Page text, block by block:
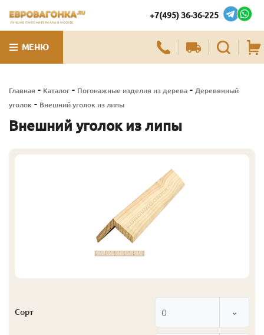
ЛУЧШИЕ ПИЛОМАТЕРИАЛЫ В МОСКВЕ
+7(495) 36-36-225
МЕНЮ
Главная - Каталог - Погонажные изделия из дерева - Деревянный
уголок - Внешний уголок из липы
Внешний уголок из липы
Сорт 0